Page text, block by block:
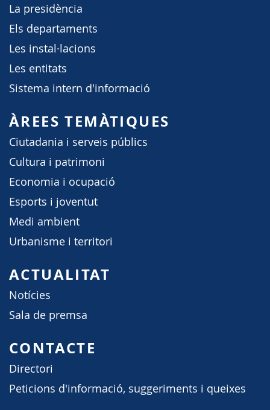
La presidència
Els departaments
Les instal·lacions
Les entitats
Sistema intern d'informació
ÀREES TEMÀTIQUES
Ciutadania i serveis públics
Cultura i patrimoni
Economia i ocupació
Esports i joventut
Medi ambient
Urbanisme i territori
ACTUALITAT
Notícies
Sala de premsa
CONTACTE
Directori
Peticions d'informació, suggeriments i queixes